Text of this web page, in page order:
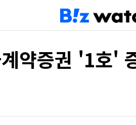
약증권 '1호'